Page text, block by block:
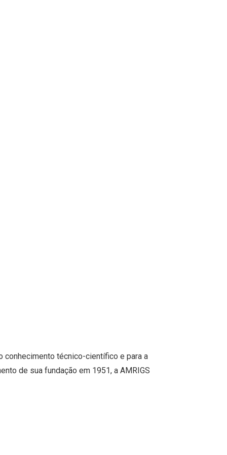
conhecimento técnico-científico e para a
de sua fundação em 1951, a AMRIGS